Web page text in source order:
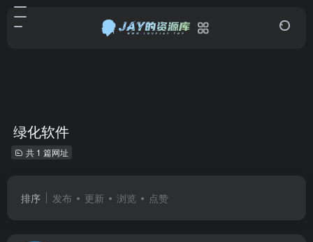
绿化软件
共 1 篇网址
排序 发布 更新 浏览 点赞